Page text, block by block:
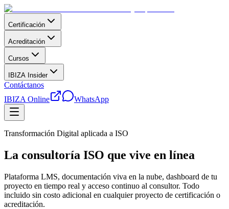
Certificación
Acreditación
Cursos
IBIZA Insider
Contáctanos
IBIZA Online
WhatsApp
Transformación Digital aplicada a ISO
La consultoría ISO que vive en línea
Plataforma LMS, documentación viva en la nube, dashboard de tu
proyecto en tiempo real y acceso continuo al consultor. Todo
incluido sin costo adicional en cualquier proyecto de certificación o
acreditación.